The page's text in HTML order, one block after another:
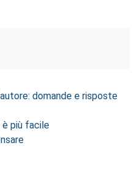
domande e risposte
è più facile